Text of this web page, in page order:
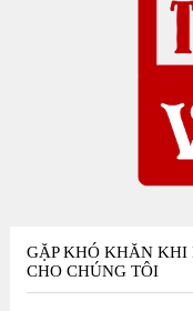
GẶP KHÓ KHĂN KHI
CHO CHÚNG TÔI